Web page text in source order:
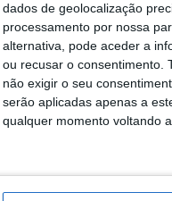
dados de geolocalização
processamento por nossa
alternativa, pode aceder a
ou recusar o consentimento.
não exigir o seu
serão aplicadas apenas a
qualquer momento voltando